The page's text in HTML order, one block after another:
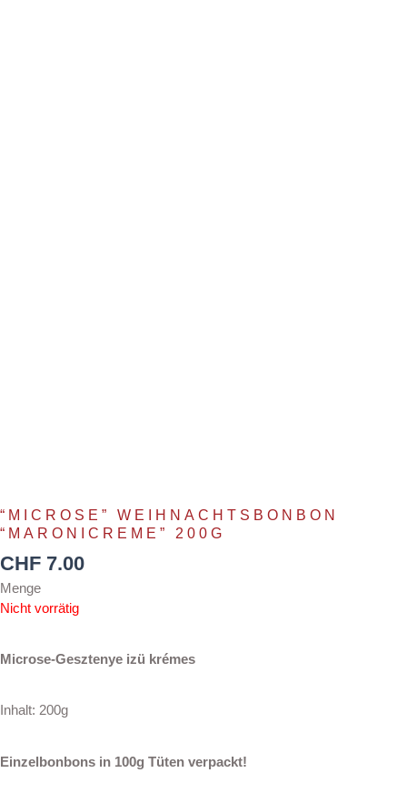
“MICROSE” WEIHNACHTSBONBON
“MARONICREME” 200G
CHF 7.00
Menge
Nicht vorrätig
Microse-Gesztenye izü krémes
Inhalt: 200g
Einzelbonbons in 100g Tüten verpackt!